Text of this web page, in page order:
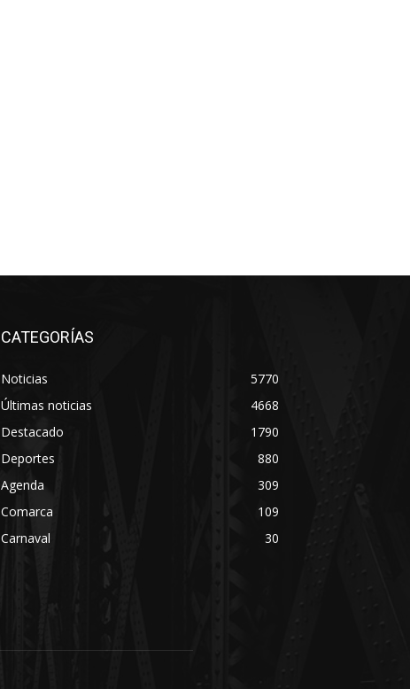
CATEGORÍAS
Noticias
5770
Últimas noticias
4668
Destacado
1790
Deportes
880
Agenda
309
Comarca
109
Carnaval
30